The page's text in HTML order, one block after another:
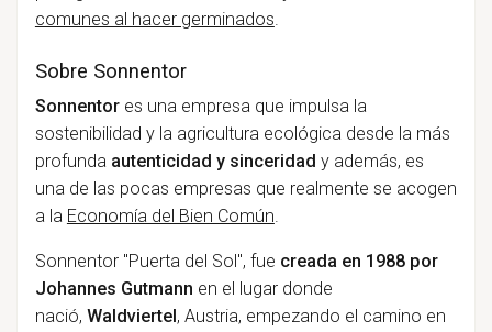
comunes al hacer germinados.
Sobre Sonnentor
Sonnentor es una empresa que impulsa la
sostenibilidad y la agricultura ecológica desde la más
profunda autenticidad y sinceridad y además, es
una de las pocas empresas que realmente se acogen
a la Economía del Bien Común.
Sonnentor "Puerta del Sol", fue creada en 1988 por
Johannes Gutmann en el lugar donde
nació, Waldviertel, Austria, empezando el camino en